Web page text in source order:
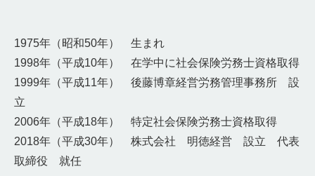
1975年（昭和50年） 生まれ
1998年（平成10年） 在学中に社会保険労務士資格取得
1999年（平成11年） 後藤博章経営労務管理事務所 設
立
2006年（平成18年） 特定社会保険労務士資格取得
2018年（平成30年） 株式会社 明徳経営 設立 代表
取締役 就任